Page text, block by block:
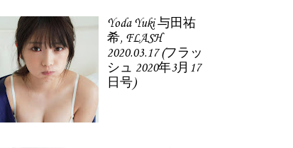
Yoda Yuki 与田祐
希, FLASH
2020.03.17 (フラッ
シュ 2020年3月17
日号)